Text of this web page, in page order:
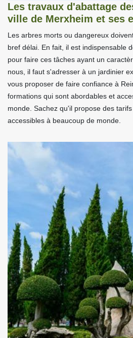
Les travaux d'abattage
ville de Merxheim et ses
Les arbres morts ou dangereux
bref délai. En fait, il est indispensable
pour faire ces tâches ayant un
nous, il faut s'adresser à un jardinier
vous proposer de faire confiance à
formations qui sont abordables et
monde. Sachez qu'il propose des
accessibles à beaucoup de monde.